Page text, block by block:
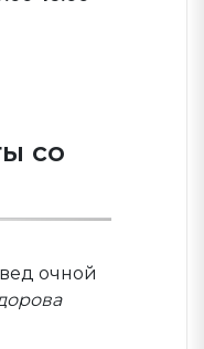
со
очной